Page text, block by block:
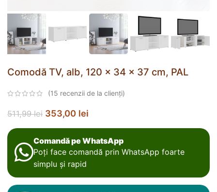
Comodă TV, alb, 120 x 34 x 37 cm, PAL
(15 recenzii de la clienți)
511,99lei 353,00 lei
Comandă pe WhatsApp
Poți face comandă prin WhatsApp foarte
simplu și rapid